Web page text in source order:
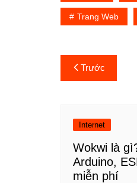
Trang Web
Điều
hướng
viết
Trước
Internet
Wokwi là
Arduino,
miễn phí